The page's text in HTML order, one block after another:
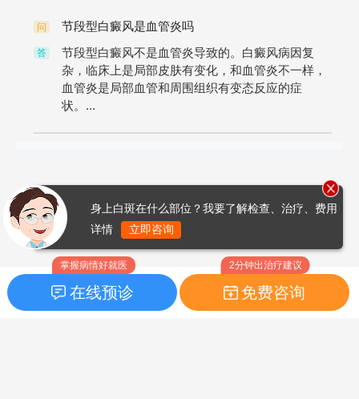
问 节段型白癜风是血管炎吗
答
节段型白癜风不是血管炎导致的。白癜风病因复
杂，临床上是局部皮肤有变化，和血管炎不一样，
血管炎是局部血管和周围组织有变态反应的症
状。...
掌握病情好就医
在线预诊
2分钟出治疗建议
免费咨询
身上白斑在什么部位？我要了解检查、治疗、费用
详情
立即咨询